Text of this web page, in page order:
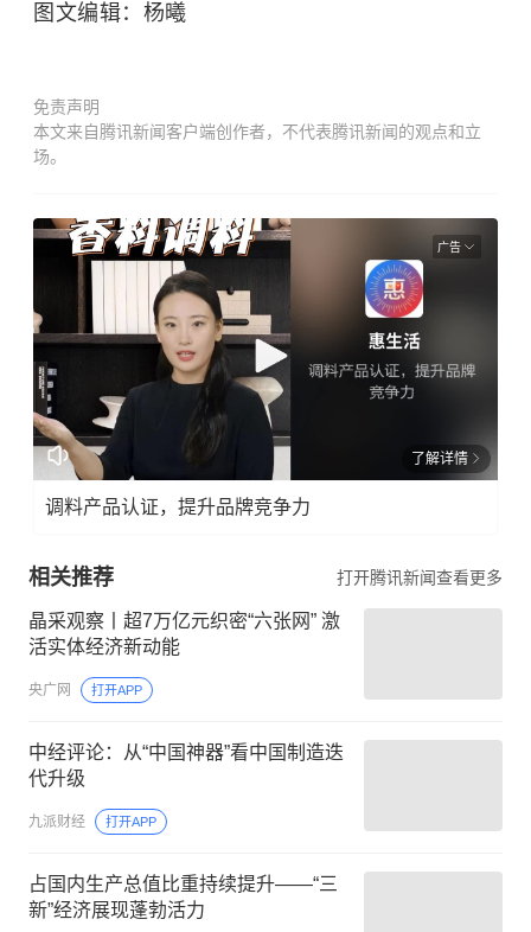
图文编辑：杨曦
免责声明
本文来自腾讯新闻客户端创作者，不代表腾讯新闻的观点和立
场。
广告
了解详情
调料产品认证，提升品牌竞争力
相关推荐 打开腾讯新闻查看更多
晶采观察丨超7万亿元织密“六张网” 激
活实体经济新动能
央广网 打开APP
中经评论：从“中国神器”看中国制造迭
代升级
九派财经 打开APP
占国内生产总值比重持续提升——“三
新”经济展现蓬勃活力